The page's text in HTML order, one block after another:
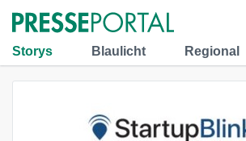
Storys Blaulicht Regional